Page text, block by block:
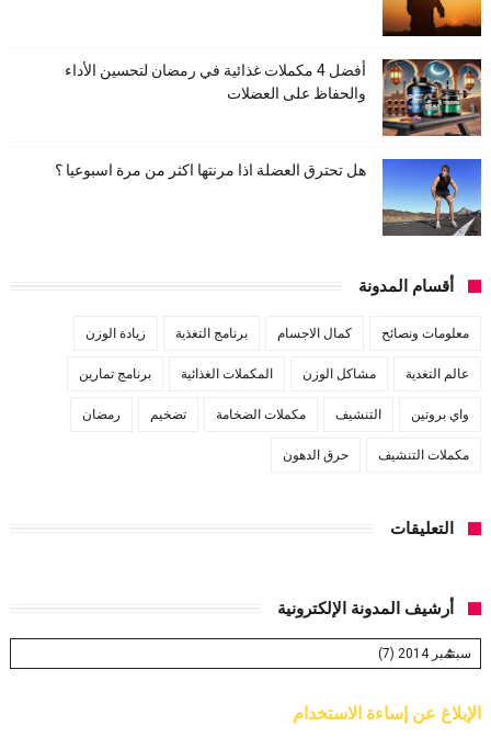
أفضل 4 مكملات غذائية في رمضان لتحسين الأداء
والحفاظ على العضلات
هل تحترق العضلة اذا مرنتها اكثر من مرة اسبوعيا ؟
أقسام المدونة
معلومات ونصائح كمال الاجسام برنامج التغذية زيادة الوزن
عالم التغدية مشاكل الوزن المكملات الغذائية برنامج تمارين
واي بروتين التنشيف مكملات الضخامة تضخيم رمضان
مكملات التنشيف حرق الدهون
التعليقات
أرشيف المدونة الإلكترونية
الإبلاغ عن إساءة الاستخدام